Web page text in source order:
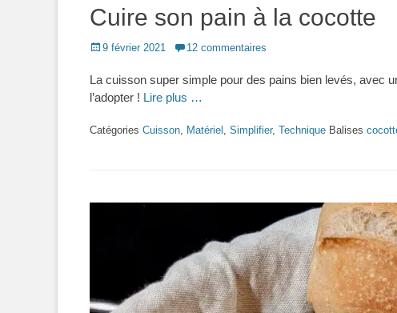
Cuire son pain à la cocotte
Posted
9 février 2021 12 commentaires
La cuisson super simple pour des pains bien levés, avec
l’adopter ! Lire plus …
Catégories Cuisson, Matériel , Simplifier, Technique Balises